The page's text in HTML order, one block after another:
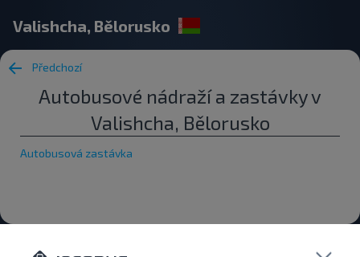
Valishcha, Bělorusko
Předchozí
Autobusové nádraží a zastávky v
Valishcha, Bělorusko
Autobusová zastávka